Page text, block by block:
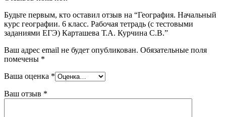
Будьте первым, кто оставил отзыв на “География. Начальный
курс географии. 6 класс. Рабочая тетрадь (с тестовыми
заданиями ЕГЭ) Карташева Т.А. Курчина С.В.”
Ваш адрес email не будет опубликован. Обязательные поля
помечены *
Ваша оценка *
Ваш отзыв *